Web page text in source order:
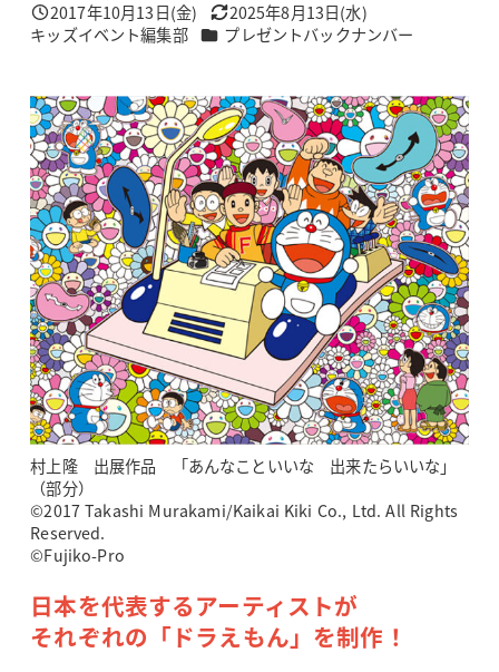
投稿日
2017年10月13日(金) 更新日
2025年8月13日(水)
著
キッズイベント編集部 カテゴリー
プレゼントバックナンバー
村上隆 出展作品 「あんなこといいな 出来たらいいな」
（部分）
©2017 Takashi Murakami/Kaikai Kiki Co., Ltd. All Rights
Reserved.
©Fujiko-Pro
日本を代表するアーティストが
それぞれの「ドラえもん」を制作！